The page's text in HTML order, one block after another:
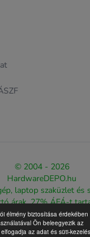
élmény biztosítása érdekében
Ön beleegyezik az
az adat és süti-
© 2004 - 2026
HardwareDEPO.hu
laptop szaküzlet és
árak, 27% ÁFÁ-t
solution proudly